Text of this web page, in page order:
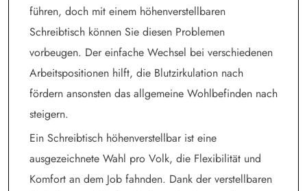
führen, doch mit einem höhenverstellbaren
Schreibtisch können Sie diesen Problemen
vorbeugen. Der einfache Wechsel bei verschiedenen
Arbeitspositionen hilft, die Blutzirkulation nach
fördern ansonsten das allgemeine Wohlbefinden nach
steigern.
Ein Schreibtisch höhenverstellbar ist eine
ausgezeichnete Wahl pro Volk, die Flexibilität und
Komfort an dem Job fahnden. Dank der verstellbaren